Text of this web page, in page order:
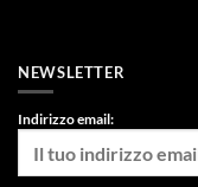
NEWSLETTER
Indirizzo email: